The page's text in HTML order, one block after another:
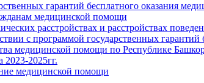
гарантий бесплатного оказания
медицинской помощи
расстройствах и расстройствах
с программой государственных
медицинской помощи по Республике
2025гг.
медицинской помощи